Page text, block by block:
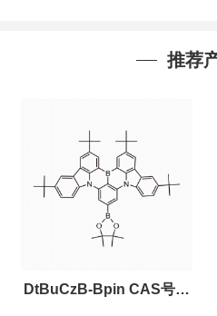
有需要也可联系。
推荐
DtBuCzB-Bpin CAS号：